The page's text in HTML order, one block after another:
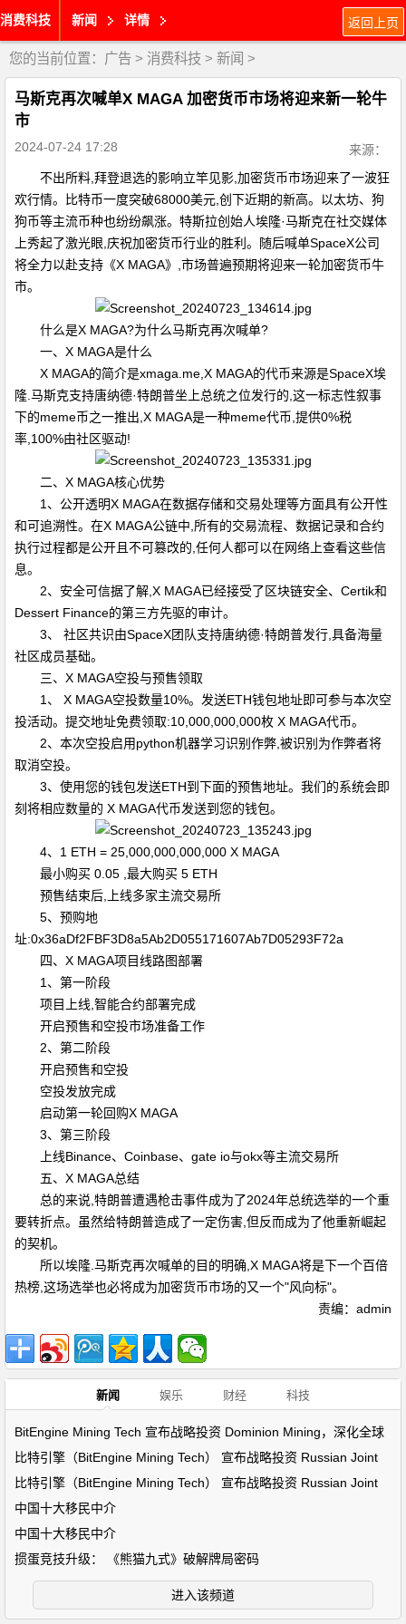
消费科技 新闻 详情 返回上页
您的当前位置： 广告 > 消费科技 > 新闻 >
马斯克再次喊单X MAGA 加密货币市场将迎来新一轮牛
市
2024-07-24 17:28
来源：
不出所料,拜登退选的影响立竿见影,加密货币市场迎来了一波狂
欢行情。比特币一度突破68000美元,创下近期的新高。以太坊、狗
狗币等主流币种也纷纷飙涨。特斯拉创始人埃隆·马斯克在社交媒体
上秀起了激光眼,庆祝加密货币行业的胜利。随后喊单SpaceX公司
将全力以赴支持《X MAGA》,市场普遍预期将迎来一轮加密货币牛
市。
什么是X MAGA?为什么马斯克再次喊单?
一、X MAGA是什么
X MAGA的简介是xmaga.me,X MAGA的代币来源是SpaceX埃
隆.马斯克支持唐纳德·特朗普坐上总统之位发行的,这一标志性叙事
下的meme币之一推出,X MAGA是一种meme代币,提供0%税
率,100%由社区驱动!
二、X MAGA核心优势
1、公开透明X MAGA在数据存储和交易处理等方面具有公开性
和可追溯性。在X MAGA公链中,所有的交易流程、数据记录和合约
执行过程都是公开且不可篡改的,任何人都可以在网络上查看这些信
息。
2、安全可信据了解,X MAGA已经接受了区块链安全、Certik和
Dessert Finance的第三方先驱的审计。
3、 社区共识由SpaceX团队支持唐纳德·特朗普发行,具备海量
社区成员基础。
三、X MAGA空投与预售领取
1、 X MAGA空投数量10%。发送ETH钱包地址即可参与本次空
投活动。提交地址免费领取:10,000,000,000枚 X MAGA代币。
2、本次空投启用python机器学习识别作弊,被识别为作弊者将
取消空投。
3、使用您的钱包发送ETH到下面的预售地址。我们的系统会即
刻将相应数量的 X MAGA代币发送到您的钱包。
4、1 ETH = 25,000,000,000,000 X MAGA
最小购买 0.05 ,最大购买 5 ETH
预售结束后,上线多家主流交易所
5、预购地
址:0x36aDf2FBF3D8a5Ab2D055171607Ab7D05293F72a
四、X MAGA项目线路图部署
1、第一阶段
项目上线,智能合约部署完成
开启预售和空投市场准备工作
2、第二阶段
开启预售和空投
空投发放完成
启动第一轮回购X MAGA
3、第三阶段
上线Binance、Coinbase、gate io与okx等主流交易所
五、X MAGA总结
总的来说,特朗普遭遇枪击事件成为了2024年总统选举的一个重
要转折点。虽然给特朗普造成了一定伤害,但反而成为了他重新崛起
的契机。
所以埃隆.马斯克再次喊单的目的明确,X MAGA将是下一个百倍
热榜,这场选举也必将成为加密货币市场的又一个"风向标"。
责编：admin
新闻 娱乐 财经 科技
BitEngine Mining Tech 宣布战略投资 Dominion Mining，深化全球
比特引擎（BitEngine Mining Tech） 宣布战略投资 Russian Joint
比特引擎（BitEngine Mining Tech） 宣布战略投资 Russian Joint
中国十大移民中介
中国十大移民中介
掼蛋竞技升级： 《熊猫九式》破解牌局密码
进入该频道